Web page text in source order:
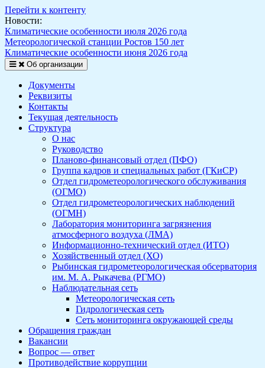
Перейти к контенту
Новости:
Климатические особенности июля 2026 года
Метеорологической станции Ростов 150 лет
Климатические особенности июня 2026 года
Об организации
Документы
Реквизиты
Контакты
Текущая деятельность
Структура
О нас
Руководство
Планово-финансовый отдел (ПФО)
Группа кадров и специальных работ (ГКиСР)
Отдел гидрометеорологического обслуживания
(ОГМО)
Отдел гидрометеорологических наблюдений
(ОГМН)
Лаборатория мониторинга загрязнения
атмосферного воздуха (ЛМА)
Информационно-технический отдел (ИТО)
Хозяйственный отдел (ХО)
Рыбинская гидрометеорологическая обсерватория
им. М. А. Рыкачева (РГМО)
Наблюдательная сеть
Метеорологическая сеть
Гидрологическая сеть
Сеть мониторинга окружающей среды
Обращения граждан
Вакансии
Вопрос — ответ
Противодействие коррупции